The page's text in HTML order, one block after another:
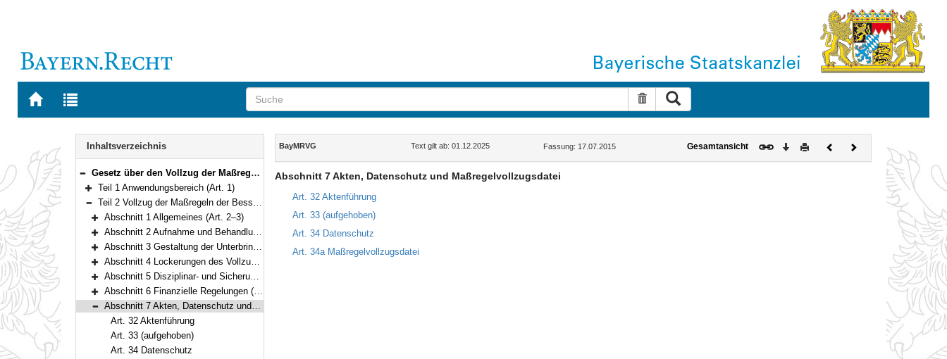
Zur
BAYERN.RECHT
Zur
letzten
Suche zurücksetzen
Navigation
Inhaltsverzeichnis
Bereich reduzieren
Gesetz über den Vollzug der Maßregeln der Besserung und Sicherung sowie der einstweiligen Unterbringung (Bayerisches Maßregelvollzugsgesetz – BayMRVG) Vom 17. Juli 2015 (GVBl S. 222) BayRS 312-3-A (Art. 1–55)
Bereich erweitern
Teil 1 Anwendungsbereich (Art. 1)
Bereich reduzieren
Teil 2 Vollzug der Maßregeln der Besserung und Sicherung (Art. 2–36)
Bereich erweitern
Abschnitt 1 Allgemeines (Art. 2–3)
Bereich erweitern
Abschnitt 2 Aufnahme und Behandlung der untergebrachten Person (Art. 4–7)
Bereich erweitern
Abschnitt 3 Gestaltung der Unterbringung (Art. 8–15)
Bereich erweitern
Abschnitt 4 Lockerungen des Vollzugs; Ausführung und Vorführung (Art. 16–21)
Bereich erweitern
Abschnitt 5 Disziplinar- und Sicherungsmaßnahmen (Art. 22–28)
Bereich erweitern
Abschnitt 6 Finanzielle Regelungen (Art. 29–31)
Bereich reduzieren
Abschnitt 7 Akten, Datenschutz und Maßregelvollzugsdatei (Art. 32–34a)
Art. 32 Aktenführung
Art. 33 (aufgehoben)
Art. 34 Datenschutz
Inhalt
BayMRVG Text gilt ab: 01.12.2025 Fassung: 17.07.2015 Gesamtansicht Download
DruckenVorherigesNächstes
Dokument
Abschnitt 7 Akten, Datenschutz und Maßregelvollzugsdatei
Art. 32 Aktenführung
Art. 33 (aufgehoben)
Art. 34 Datenschutz
Art. 34a Maßregelvollzugsdatei